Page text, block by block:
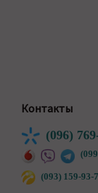
Контакты
(096)
(093) 159-93-